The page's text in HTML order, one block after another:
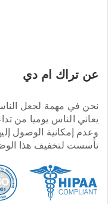
عن تراك ام دي
نحن في مهمة لجعل
يعاني الناس يوميا من
وعدم إمكانية الوصول
تأسست لتخفيف هذا